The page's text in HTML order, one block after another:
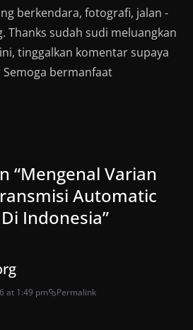
berkendara, fotografi, jalan -
Thanks sudah sudi meluangkan
tinggalkan komentar supaya
bermanfaat
“Mengenal Varian
Automatic
Indonesia”
at 1:49 pm Permalink